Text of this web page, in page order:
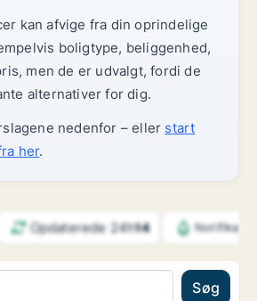
kan afvige fra din oprindelige
boligtype, beliggenhed,
men de er udvalgt, fordi de
alternativer for dig.
nedenfor – eller start
her.
Opdaterede 24h14
Søg